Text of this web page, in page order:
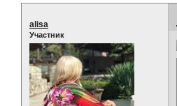
alisa
Участник